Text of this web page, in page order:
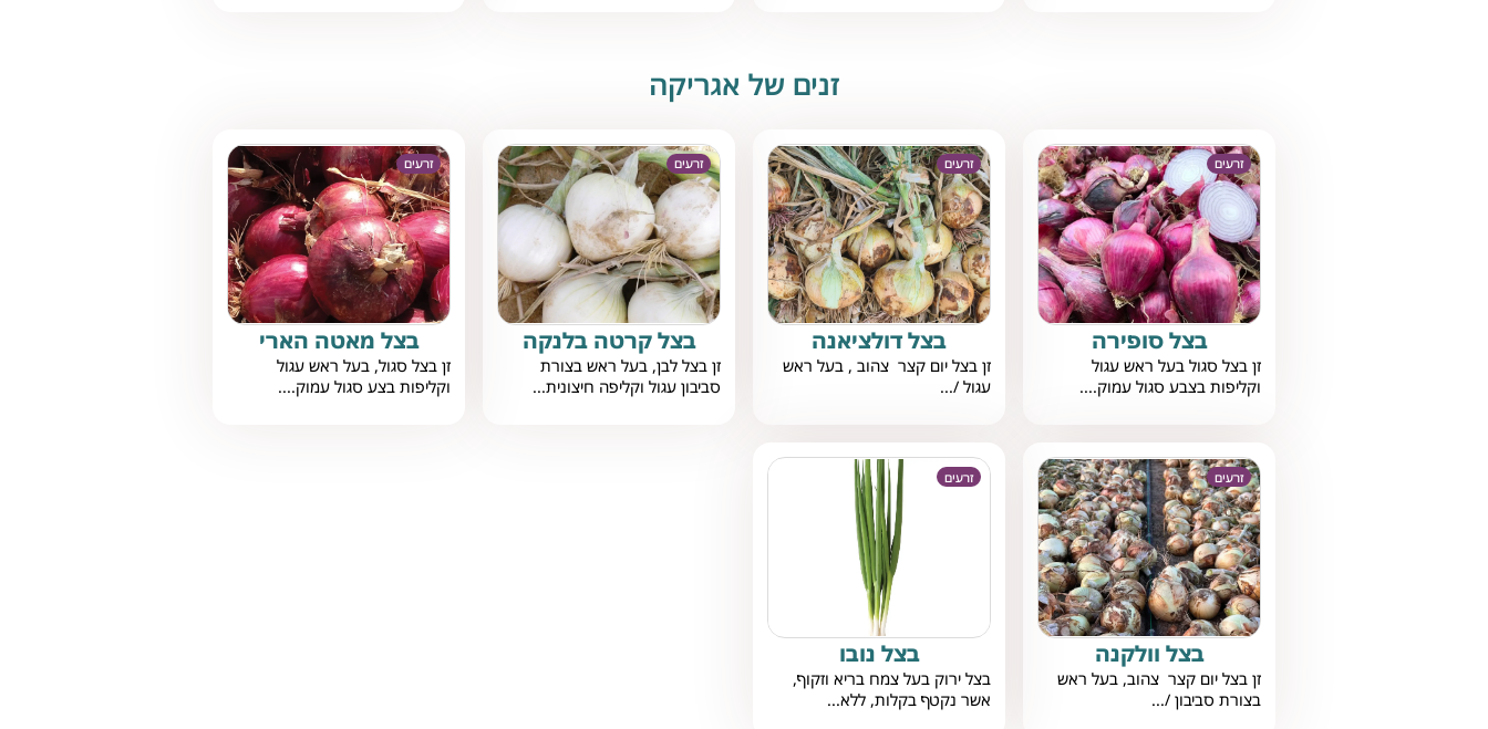
זנים של אגריקה
זרעים
בצל סופירה
זן בצל סגול בעל ראש עגול
וקליפות בצבע סגול עמוק....
זרעים
בצל דולציאנה
זן בצל יום קצר צהוב , בעל ראש
עגול /...
זרעים
בצל קרטה בלנקה
זן בצל לבן, בעל ראש בצורת
סביבון עגול וקליפה חיצונית...
זרעים
בצל מאטה הארי
זן בצל סגול, בעל ראש עגול
וקליפות בצע סגול עמוק....
זרעים
בצל וולקנה
זן בצל יום קצר צהוב, בעל ראש
בצורת סביבון /...
זרעים
בצל נובו
בצל ירוק בעל צמח בריא וזקוף,
אשר נקטף בקלות, ללא...